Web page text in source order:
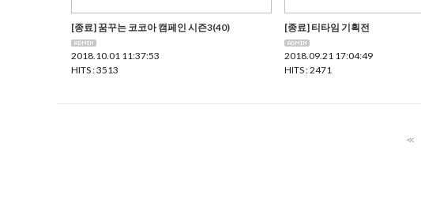
[종료] 꿈꾸는 코코아 캠페인 시즌3(40)
2018.10.01 11:37:53
HITS : 3513
[종료] 티타임 기획전
2018.09.21 17:04:49
HITS : 2471
<<